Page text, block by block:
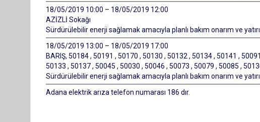
18/05/2019 10:00 – 18/05/2019 12:00
AZİZLİ Sokağı
Sürdürülebilir enerji sağlamak amacıyla planlı bakım onarım ve
18/05/2019 13:00 – 18/05/2019 17:00
BARIŞ, 50184 , 50191 , 50170 , 50130 , 50132 , 50134 , 50141 ,
50133 , 50137 , 50045 , 50030 , 50046 , 50073 , 50079 , 50085 ,
Sürdürülebilir enerji sağlamak amacıyla planlı bakım onarım ve
Adana elektrik arıza telefon numarası 186 dır.